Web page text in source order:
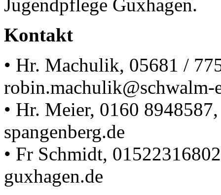
Jugendpflege Guxhagen.
Kontakt
• Hr. Machulik, 05681 /
robin.machulik@schwalm-
• Hr. Meier, 0160
spangenberg.de
• Fr Schmidt,
guxhagen.de